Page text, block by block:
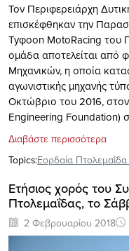
Τον Περιφερειάρχη
επισκέφθηκαν την
Tyφoon MotoRacing του
ομάδα αποτελείται από
Μηχανικών, η οποία
αγωνιστικής μηχανής
Οκτώβριο του 2016,
Engineering Foundation)
Διαβάστε περισσότερα
Topics:Εορδαία Πτολεμαΐδα
Ετήσιος χορός του
Πτολεμαΐδας, το
2 Φεβρουαρίου 2018